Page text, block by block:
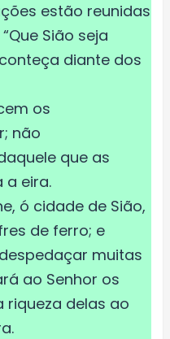
estão reunidas
Sião seja
diante dos
os
não
que as
a eira.
ó cidade de Sião,
de ferro; e
muitas
ao Senhor os
riqueza delas ao